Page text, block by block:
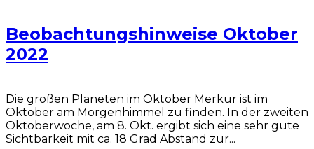
Beobachtungshinweise Oktober
2022
Die großen Planeten im Oktober Merkur ist im
Oktober am Morgenhimmel zu finden. In der zweiten
Oktoberwoche, am 8. Okt. ergibt sich eine sehr gute
Sichtbarkeit mit ca. 18 Grad Abstand zur...